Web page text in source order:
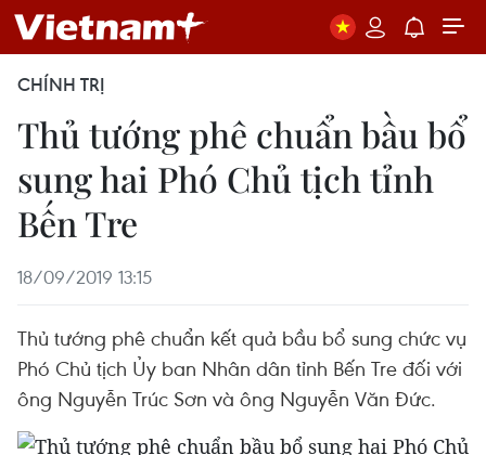
CHÍNH TRỊ
Thủ tướng phê chuẩn bầu bổ
sung hai Phó Chủ tịch tỉnh
Bến Tre
18/09/2019 13:15
Thủ tướng phê chuẩn kết quả bầu bổ sung chức vụ
Phó Chủ tịch Ủy ban Nhân dân tỉnh Bến Tre đối với
ông Nguyễn Trúc Sơn và ông Nguyễn Văn Đức.